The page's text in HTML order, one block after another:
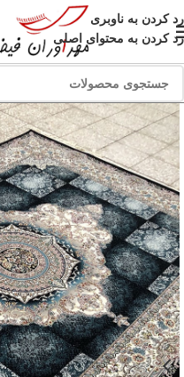
رد کردن به ناوبری
رد کردن به محتوای اصلی